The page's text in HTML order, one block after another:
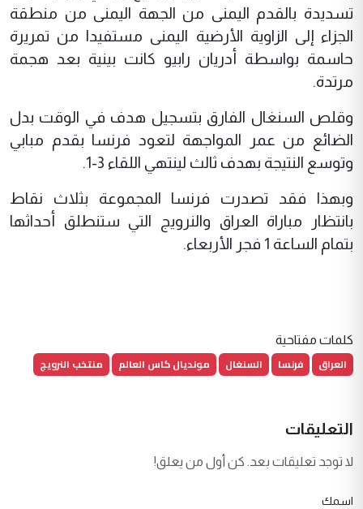
تسديدة بالقدم اليمنى من الجهة اليمنى من منطقة
الجزاء إلى الزاوية الأرضية اليمنى مستفيدا من تمريرة
حاسمة بواسطة أدريان رابيو كانت بينية بعد هجمة
مرتدة.
وقلص السنغال الفارق بتسجيل هدف في الوقت بدل
الضائع من عمر المواجهة لتعود فرنسا بقدم مبابي
وتوسع النتيجة بهدف ثالث لينتهي اللقاء 3-1.
وبهذا فقد تصدرت فرنسا المجموعة بثلاث نقاط
بانتظار مباراة العراق والنرويج التي ستنطلق أحداثها
بتمام الساعة 1 فجر الأربعاء.
كلمات مفتاحية
العراق فرنسا السنغال مونديال كاس العالم منتخب النرويج
التعليقات
لا توجد تعليقات بعد. كن أول من يعلق!
اسمك